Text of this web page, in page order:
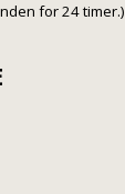
for 24 timer.)